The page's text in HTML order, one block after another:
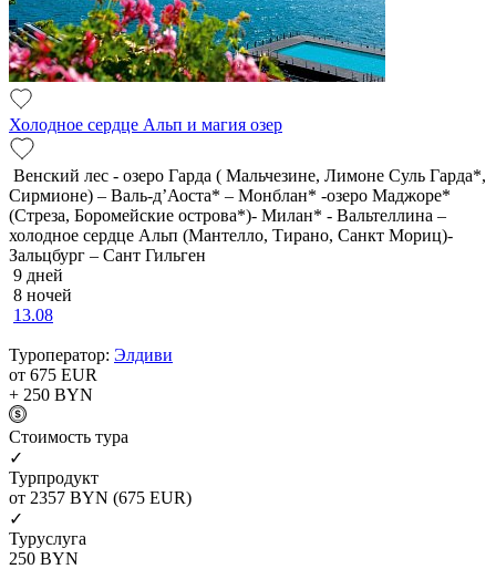
Холодное сердце Альп и магия озер
Венский лес - озеро Гарда ( Мальчезине, Лимоне Суль Гарда*,
Сирмионе) – Валь-д’Аоста* – Монблан* -озеро Маджоре*
(Стреза, Боромейские острова*)- Милан* - Вальтеллина –
холодное сердце Альп (Мантелло, Тирано, Санкт Мориц)-
Зальцбург – Сант Гильген
9 дней
8 ночей
13.08
Туроператор: Элдиви
от 675 EUR
+ 250 BYN
Cтоимость тура
✓
Турпродукт
от 2357 BYN (675 EUR)
✓
Туруслуга
250 BYN